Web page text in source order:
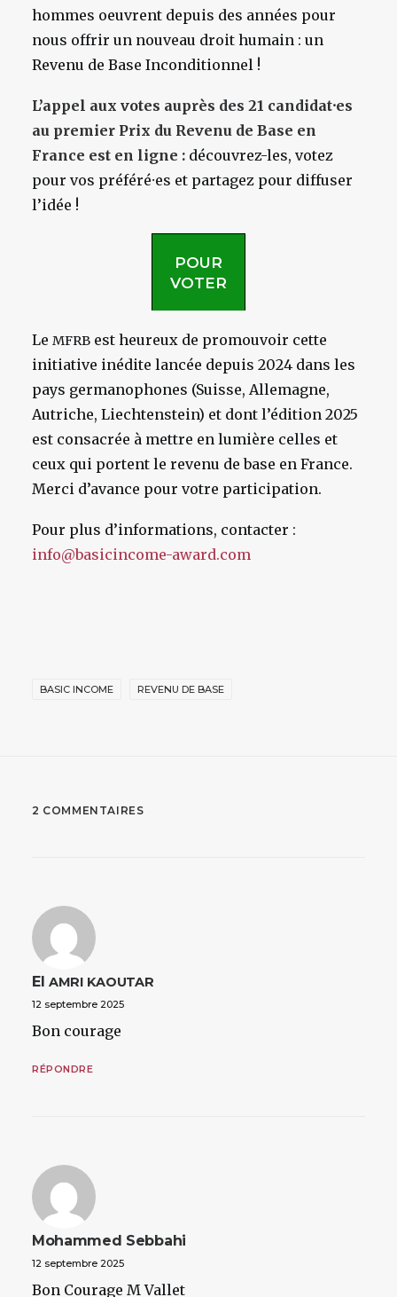
hommes oeuvrent depuis des années pour
nous offrir un nouveau droit humain : un
Revenu de Base Inconditionnel !
L’appel aux votes auprès des 21 candidat⸱es
au premier Prix du Revenu de Base en
France est en ligne : découvrez-les, votez
pour vos préféré⸱es et partagez pour diffuser
l’idée !
POUR
VOTER
Le MFRB est heureux de promouvoir cette
initiative inédite lancée depuis 2024 dans les
pays germanophones (Suisse, Allemagne,
Autriche, Liechtenstein) et dont l’édition 2025
est consacrée à mettre en lumière celles et
ceux qui portent le revenu de base en France.
Merci d’avance pour votre participation.
Pour plus d’informations, contacter :
info@basicincome-award.com
BASIC INCOME REVENU DE BASE
2 COMMENTAIRES
ElAMRI KAOUTAR
12 septembre 2025
Bon courage
RÉPONDRE
Mohammed Sebbahi
12 septembre 2025
Bon Courage M Vallet